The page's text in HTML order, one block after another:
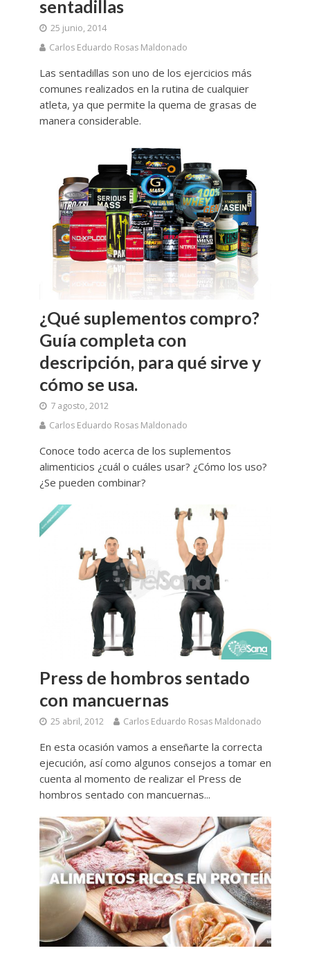
sentadillas
25 junio, 2014
Carlos Eduardo Rosas Maldonado
Las sentadillas son uno de los ejercicios más
comunes realizados en la rutina de cualquier
atleta, ya que permite la quema de grasas de
manera considerable.
¿Qué suplementos compro?
Guía completa con
descripción, para qué sirve y
cómo se usa.
7 agosto, 2012
Carlos Eduardo Rosas Maldonado
Conoce todo acerca de los suplementos
alimenticios ¿cuál o cuáles usar? ¿Cómo los uso?
¿Se pueden combinar?
Press de hombros sentado
con mancuernas
25 abril, 2012 Carlos Eduardo Rosas Maldonado
En esta ocasión vamos a enseñarte la correcta
ejecución, así como algunos consejos a tomar en
cuenta al momento de realizar el Press de
hombros sentado con mancuernas...